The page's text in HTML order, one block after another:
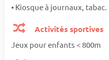
• Kiosque à journaux, tabac.
Activités sportives
Jeux pour enfants < 800m